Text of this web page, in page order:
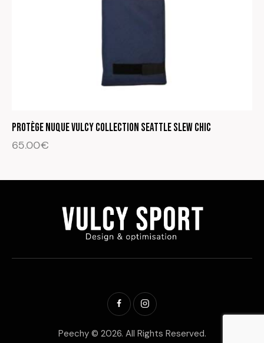
Protège nuque Vulcy Collection Seattle Slew Chic
65.00€
Peechy © 2026. All Rights Reserved.